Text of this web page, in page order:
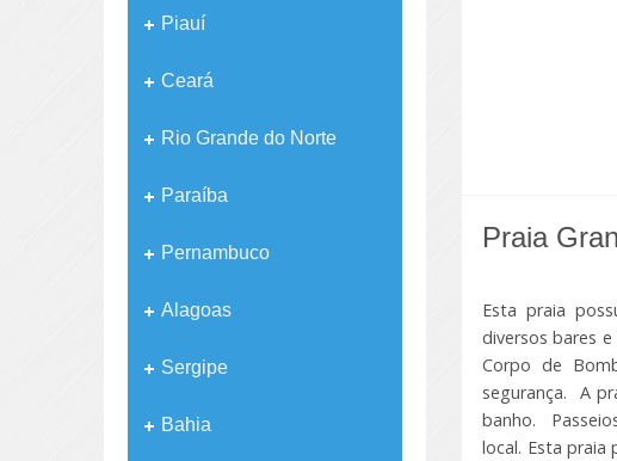
Praia
Esta praia
diversos bares
Corpo de
segurança. A
banho.
local. Esta praia
Piauí
Ceará
Rio Grande do Norte
Paraíba
Pernambuco
Alagoas
Sergipe
Bahia